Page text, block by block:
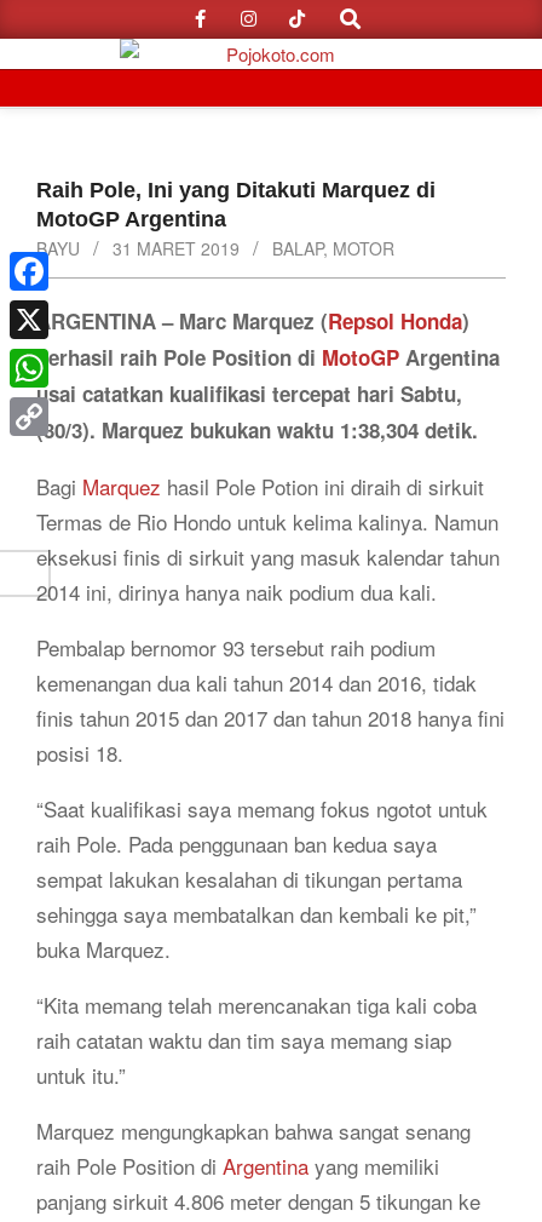
to
content
Search
MenuRaih Pole, Ini yang Ditakuti Marquez di
MotoGP Argentina
BAYU
31 MARET 2019 BALAP, MOTOR
ARGENTINA – Marc Marquez (Repsol Honda)
berhasil raih Pole Position di MotoGP Argentina
usai catatkan kualifikasi tercepat hari Sabtu,
(30/3). Marquez bukukan waktu 1:38,304 detik.
Bagi Marquez hasil Pole Potion ini diraih di sirkuit
Termas de Rio Hondo untuk kelima kalinya. Namun
eksekusi finis di sirkuit yang masuk kalendar tahun
2014 ini, dirinya hanya naik podium dua kali.
Pembalap bernomor 93 tersebut raih podium
kemenangan dua kali tahun 2014 dan 2016, tidak
finis tahun 2015 dan 2017 dan tahun 2018 hanya fini
posisi 18.
“Saat kualifikasi saya memang fokus ngotot untuk
raih Pole. Pada penggunaan ban kedua saya
sempat lakukan kesalahan di tikungan pertama
sehingga saya membatalkan dan kembali ke pit,”
buka Marquez.
“Kita memang telah merencanakan tiga kali coba
raih catatan waktu dan tim saya memang siap
untuk itu.”
Marquez mengungkapkan bahwa sangat senang
raih Pole Position di Argentina yang memiliki
panjang sirkuit 4.806 meter dengan 5 tikungan ke
Facebook
X
WhatsApp
Link